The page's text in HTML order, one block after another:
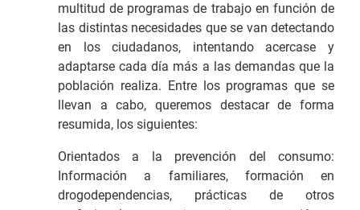
multitud de programas de trabajo en función de
las distintas necesidades que se van detectando
en los ciudadanos, intentando acercase y
adaptarse cada día más a las demandas que la
población realiza. Entre los programas que se
llevan a cabo, queremos destacar de forma
resumida, los siguientes:
Orientados a la prevención del consumo:
Información a familiares, formación en
drogodependencias, prácticas de otros